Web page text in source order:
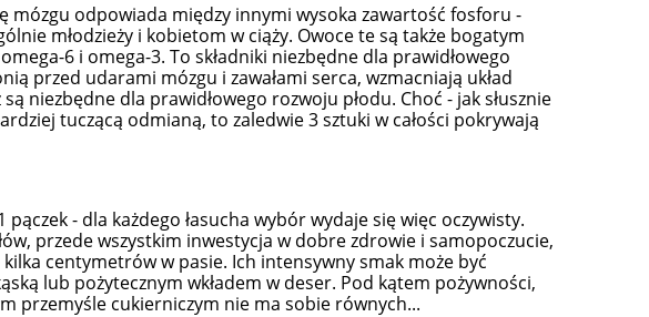
Mikrobiomu
Purles
koszyka
Kuracja drenująca wodę i tłuszcz
Activ Drainning 500 ml Thalgo
do koszyka
pod oczy
mózgu odpowiada między innymi wysoka zawartość fosforu -
młodzieży i kobietom w ciąży. Owoce te są także bogatym
6 i omega-3. To składniki niezbędne dla prawidłowego
przed udarami mózgu i zawałami serca, wzmacniają układ
niezbędne dla prawidłowego rozwoju płodu. Choć - jak słusznie
tuczącą odmianą, to zaledwie 3 sztuki w całości pokrywają
- dla każdego łasucha wybór wydaje się więc oczywisty.
przede wszystkim inwestycja w dobre zdrowie i samopoczucie,
centymetrów w pasie. Ich intensywny smak może być
lub pożytecznym wkładem w deser. Pod kątem pożywności,
przemyśle cukierniczym nie ma sobie równych...